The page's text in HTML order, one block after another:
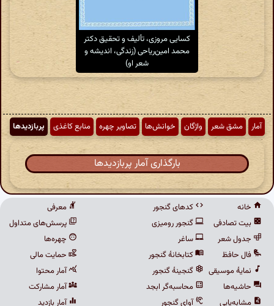
کسایی مروزی، تألیف و تحقیق دکتر
محمد امین‌ریاحی (زندگی، اندیشه و
شعر او)
آمار مشق شعر واژگان خوانش‌ها تصاویر چهره منابع کاغذی پربازدیدها
بارگذاری آمار پربازدیدها
خانه
بیت تصادفی
جدول شعر
فال حافظ
نمایهٔ موسیقی
حاشیه‌ها
مشابه‌یابی
کدهای گنجور
گنجور رومیزی
ساغر
کتابخانهٔ گنجور
گنجینهٔ گنجور
محاسبه‌گر ابجد
آوای گنجور
معرفی
پرسش‌های متداول
چهره‌ها
حمایت مالی
آمار محتوا
آمار مشارکت
آمار بازدید